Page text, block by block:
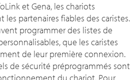
et Gena, les chariots
partenaires fiables des caristes.
programmer des listes de
que les caristes
de leur première connexion.
de sécurité préprogrammés sont